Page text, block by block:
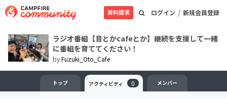
ログイン / 新規会員登録
資料請求
ラジオ番組【音とかcafeとか】継続を支援して一緒
に番組を育ててください！
byFuzuki_Oto_Cafe
トップ アクティビティ 0 メンバー